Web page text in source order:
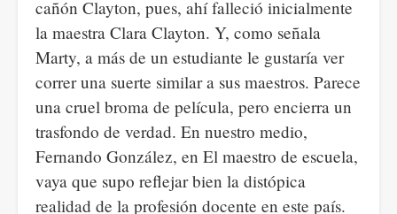
cañón Clayton, pues, ahí falleció inicialmente
la maestra Clara Clayton. Y, como señala
Marty, a más de un estudiante le gustaría ver
correr una suerte similar a sus maestros. Parece
una cruel broma de película, pero encierra un
trasfondo de verdad. En nuestro medio,
Fernando González, en El maestro de escuela,
vaya que supo reflejar bien la distópica
realidad de la profesión docente en este país.